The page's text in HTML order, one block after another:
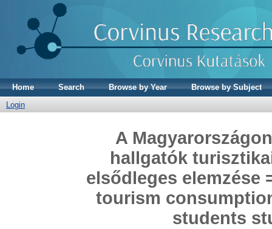
Home Search Browse by Year
Browse by Subject
Login
A
hallgatók
elsődleges elemzése
tourism
students